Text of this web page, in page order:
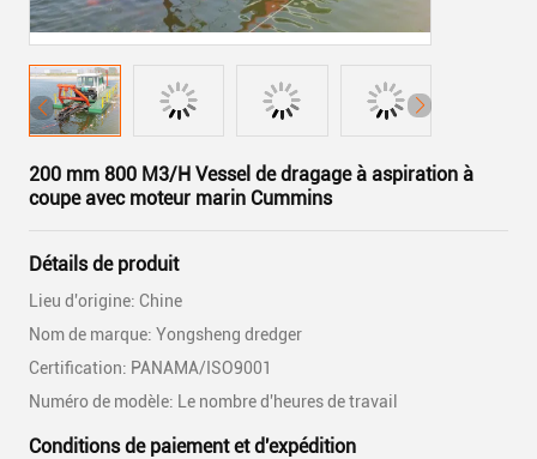
200 mm 800 M3/H Vessel de dragage à aspiration à
coupe avec moteur marin Cummins
Détails de produit
Lieu d'origine: Chine
Nom de marque: Yongsheng dredger
Certification: PANAMA/ISO9001
Numéro de modèle: Le nombre d'heures de travail
Conditions de paiement et d'expédition